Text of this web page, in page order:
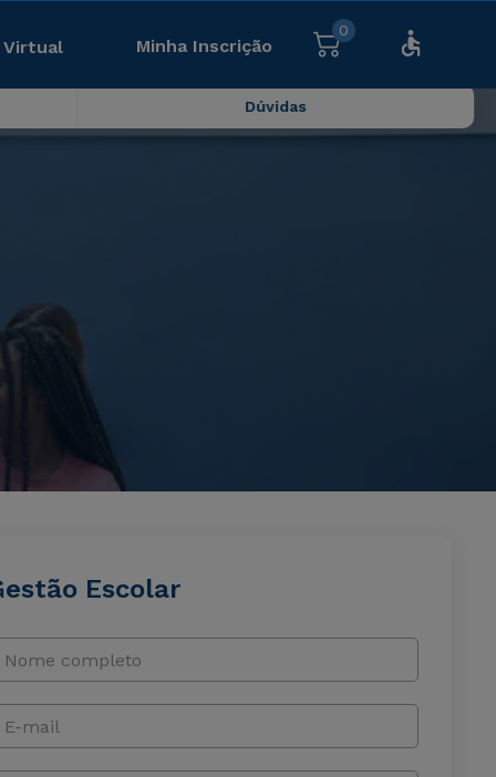
Virtual Minha Inscrição
0
Dúvidas
Escolar
Nome completo
E-mail